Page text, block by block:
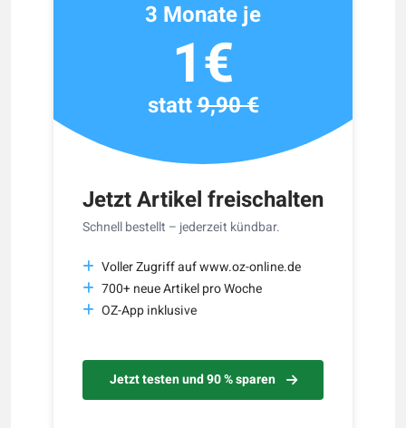
Jetzt Artikel freischalten
Schnell bestellt – jederzeit kündbar.
Voller Zugriff auf www.oz-online.de
700+ neue Artikel pro Woche
OZ-App inklusive
Jetzt testen und 90 % sparen
3 Monate je
1€
statt9,90 €